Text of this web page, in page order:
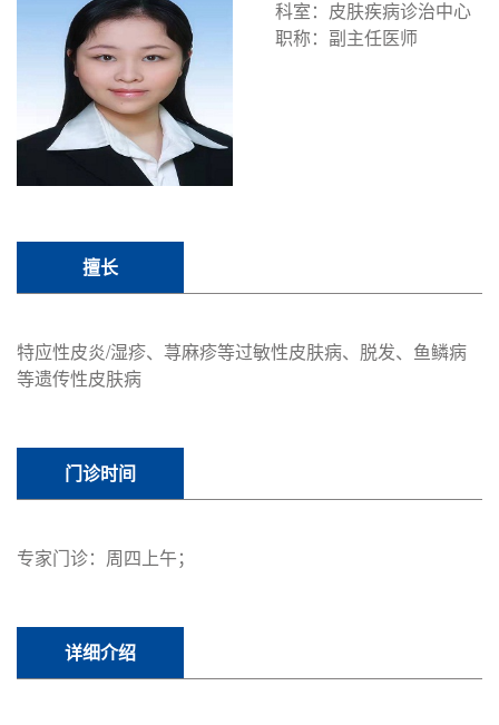
科室：皮肤疾病诊治中心
职称：副主任医师
擅长
特应性皮炎/湿疹、荨麻疹等过敏性皮肤病、脱发、鱼鳞病
等遗传性皮肤病
门诊时间
专家门诊：周四上午；
详细介绍